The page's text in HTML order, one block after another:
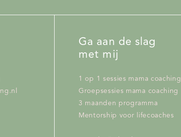
1 op 1 sessies mama coaching
Groepsessies mama coaching
3 maanden programma
Mentorship voor lifecoaches
Ga aan de slag
met mij